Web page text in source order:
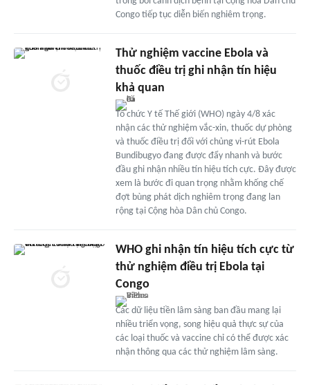
Congo tiếp tục diễn biến nghiêm trọng.
Thử nghiệm vaccine Ebola và
thuốc điều trị ghi nhận tín hiệu
khả quan
Tổ chức Y tế Thế giới (WHO) ngày 4/8 xác
nhận các thử nghiệm vắc-xin, thuốc dự phòng
và thuốc điều trị đối với chủng vi-rút Ebola
Bundibugyo đang được đẩy nhanh và bước
đầu ghi nhận nhiều tín hiệu tích cực. Đây được
xem là bước đi quan trọng nhằm khống chế
đợt bùng phát dịch nghiêm trọng đang lan
rộng tại Cộng hòa Dân chủ Congo.
WHO ghi nhận tín hiệu tích cực từ
thử nghiệm điều trị Ebola tại
Congo
Các dữ liệu tiền lâm sàng ban đầu mang lại
nhiều triển vọng, song hiệu quả thực sự của
các loại thuốc và vaccine chỉ có thể được xác
nhận thông qua các thử nghiệm lâm sàng.